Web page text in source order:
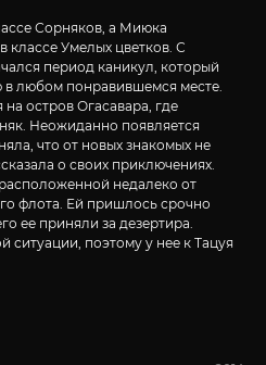
Сорняков, а Миюка
классе Умелых цветков. С
период каникул, который
любом понравившемся месте.
остров Огасавара, где
Неожиданно появляется
что от новых знакомых не
о своих приключениях.
недалеко от
флота. Ей пришлось срочно
ее приняли за дезертира.
ситуации, поэтому у нее к Тацуя